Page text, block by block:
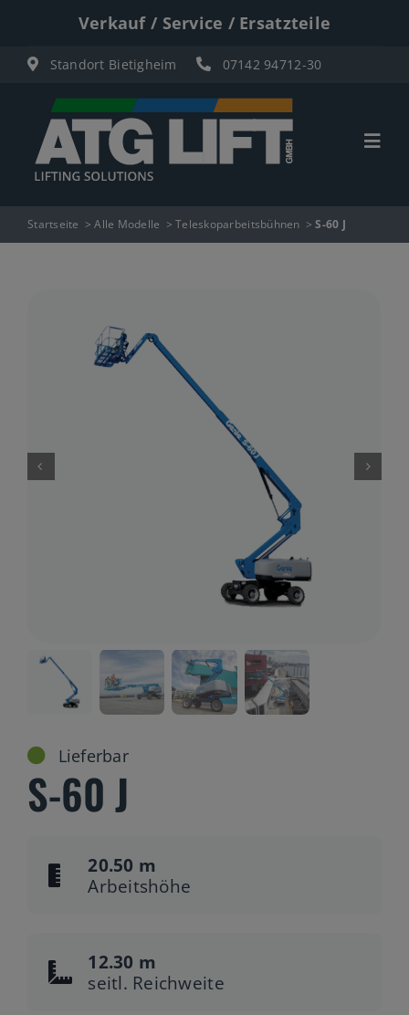
springen
Verkauf / Service / Ersatzteile
Standort Bietigheim 07142 94712-30
Personenlifte
Startseite Alle Modelle Teleskoparbeitsbühnen S-60 J
Lieferbar
S-60 J
20.50 m
Arbeitshöhe
12.30 m
seitl. Reichweite